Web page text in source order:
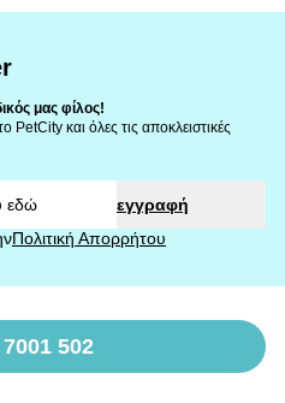
μας φίλος!
PetCity και όλες τις αποκλειστικές
εγγραφή
Πολιτική Απορρήτου
502